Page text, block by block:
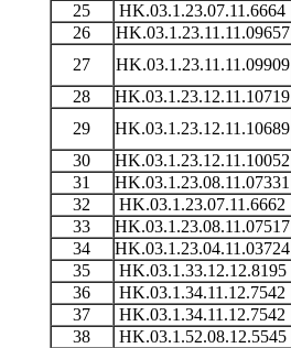
25
HK.03.1.23.07.11.6664
26
HK.03.1.23.11.11.09657
27
HK.03.1.23.11.11.09909
28
HK.03.1.23.12.11.10719
29
HK.03.1.23.12.11.10689
30
HK.03.1.23.12.11.10052
31
HK.03.1.23.08.11.07331
32
HK.03.1.23.07.11.6662
33
HK.03.1.23.08.11.07517
34
HK.03.1.23.04.11.03724
35
HK.03.1.33.12.12.8195
36
HK.03.1.34.11.12.7542
37
HK.03.1.34.11.12.7542
38
HK.03.1.52.08.12.5545